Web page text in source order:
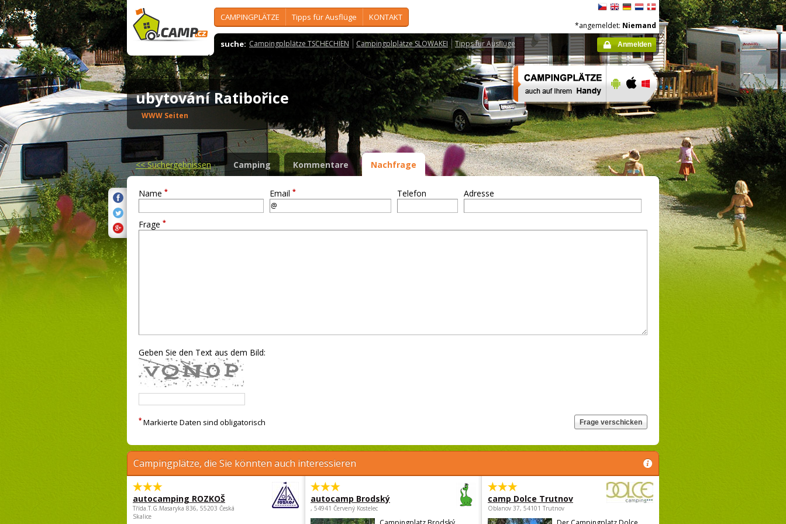
CAMPINGPLÄTZE Tipps für Ausflüge KONTAKT
suche: Campingplplätze TSCHECHIEN Campingplplätze SLOWAKEI Tipps für Ausflüge
*angemeldet: Niemand
Anmelden
ubytování Ratibořice
WWW Seiten
<<Suchergebnissen Camping Kommentare Nachfrage
Name * Email * Telefon Adresse
Frage *
Geben Sie den Text aus dem Bild:
* Markierte Daten sind obligatorisch
Campingplätze, die Sie könnten auch interessieren
autocamping ROZKOŠ
Třída.T.G.Masaryka 836, 55203 Česká
Skalice
autocamp Brodský
, 54941 Červený Kostelec
camp Dolce Trutnov
Oblanov 37, 54101 Trutnov